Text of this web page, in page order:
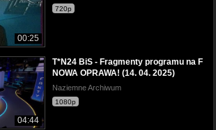
00:25
720p
04:44
T*N24 BiS - Fragmenty programu na F
NOWA OPRAWA! (14. 04. 2025)
Naziemne Archiwum
1080p